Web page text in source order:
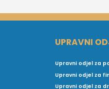
UPRAVNI
Upravni odjel za
Upravni odjel za
Upravni odjel za